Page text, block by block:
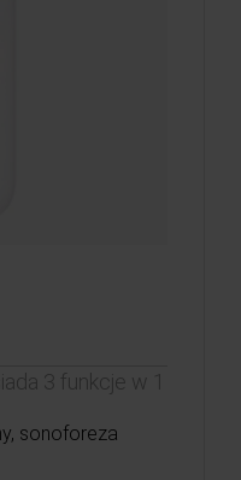
3 funkcje w 1
sonoforeza